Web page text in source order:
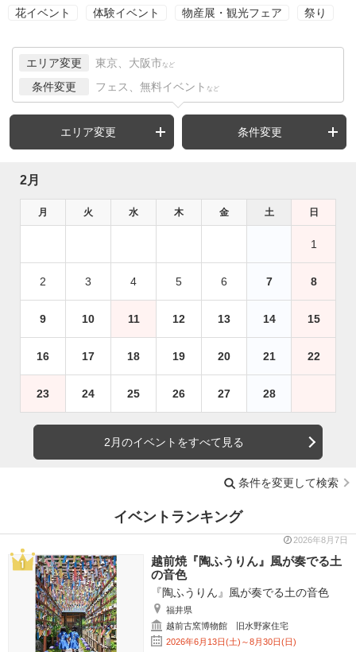
花イベント 体験イベント 物産展・観光フェア 祭り
エリア変更 東京、大阪市 など
条件変更 フェス、無料イベント など
エリア変更 条件変更
2月
月 火 水 木 金 土 日
1
2 3 4 5 6 7 8
9 10 11 12 13 14 15
16 17 18 19 20 21 22
23 24 25 26 27 28
2月のイベントをすべて見る
条件を変更して検索
イベントランキング
2026年8月7日
越前焼『陶ふうりん』風が奏でる土
の音色
『陶ふうりん』風が奏でる土の音色
福井県
越前古窯博物館 旧水野家住宅
2026年6月13日(土)～8月30日(日)